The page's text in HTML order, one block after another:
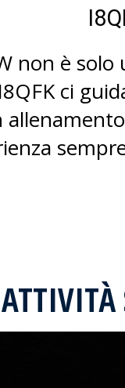
non è
ci
ATTIVITÀ